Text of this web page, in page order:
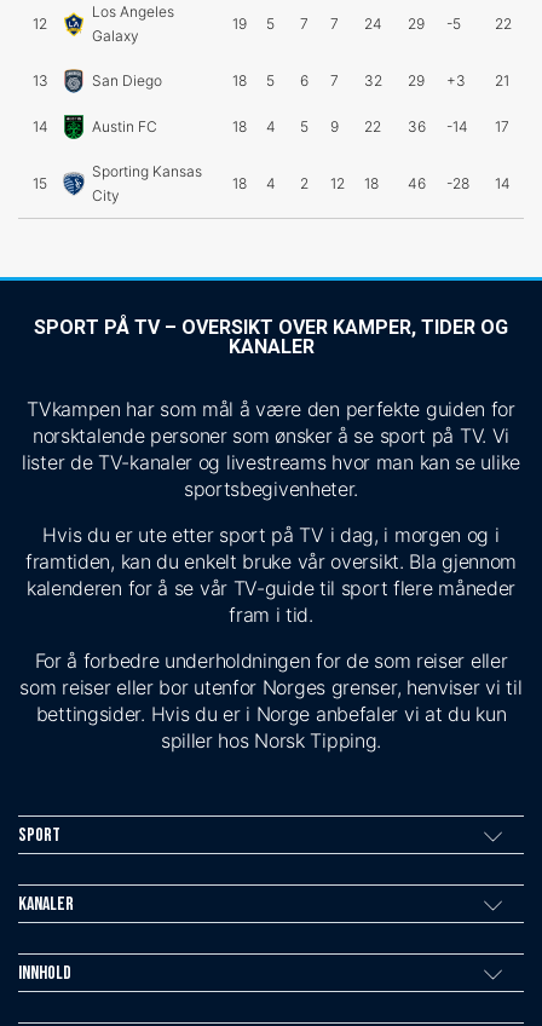
12
Los Angeles
Galaxy
19 5 7 7 24 29 -5 22
13 San Diego 18 5 6 7 32 29 +3 21
14 Austin FC 18 4 5 9 22 36 -14 17
15
Sporting Kansas
City
18 4 2 12 18 46 -28 14
SPORT PÅ TV – OVERSIKT OVER KAMPER, TIDER OG
KANALER
TVkampen har som mål å være den perfekte guiden for
norsktalende personer som ønsker å se sport på TV. Vi
lister de TV-kanaler og livestreams hvor man kan se ulike
sportsbegivenheter.
Hvis du er ute etter sport på TV i dag, i morgen og i
framtiden, kan du enkelt bruke vår oversikt. Bla gjennom
kalenderen for å se vår TV-guide til sport flere måneder
fram i tid.
For å forbedre underholdningen for de som reiser eller
som reiser eller bor utenfor Norges grenser, henviser vi til
bettingsider. Hvis du er i Norge anbefaler vi at du kun
spiller hos Norsk Tipping.
Sport
Kanaler
Innhold